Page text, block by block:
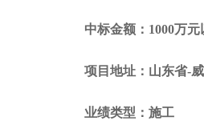
中标金额：1000万元
项目地址：山东省-
业绩类型：施工